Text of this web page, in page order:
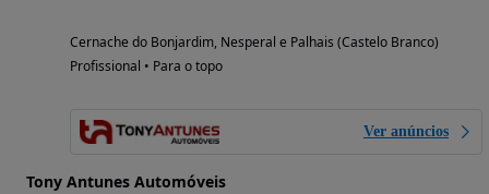
Cernache do Bonjardim, Nesperal e Palhais (Castelo Branco)
Profissional • Para o topo
Ver anúncios
Tony Antunes Automóveis